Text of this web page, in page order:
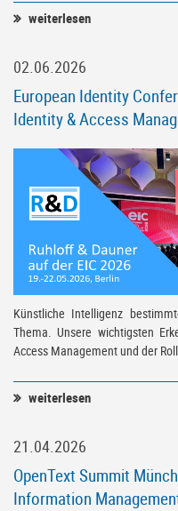
weiterlesen
02.06.2026
European Identity
Identity & Access
Künstliche Intelligenz
Thema. Unsere wichtigsten
Access Management und der
weiterlesen
21.04.2026
OpenText Summit
Information